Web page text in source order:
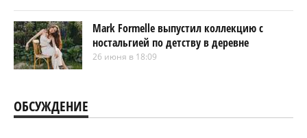
Mark Formelle выпустил коллекцию с
ностальгией по детству в деревне
26 июня в 18:09
ОБСУЖДЕНИЕ